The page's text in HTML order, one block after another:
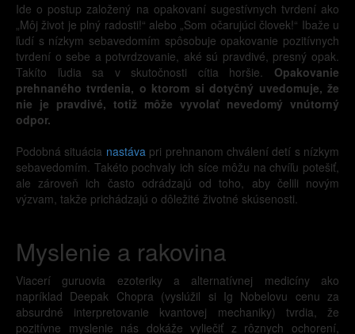
Ide o postup založený na opakovaní sugestívnych tvrdení ako
„Môj život je plný radosti!“ alebo „Som očarujúci človek!“ Ibaže u
ľudí s nízkym sebavedomím spôsobuje opakovanie pozitívnych
tvrdení o sebe a potvrdzovanie, aké sú pravdivé, presný opak.
Takíto ľudia sa v skutočnosti cítia horšie. Opakovanie
prehnaného tvrdenia, o ktorom si dotyčný uvedomuje, že
nie je pravdivé, totiž môže vyvolať nevedomý vnútorný
odpor.
Podobná situácia nastávapri prehnanom chválení detí s nízkym
sebavedomím. Takéto pochvaly ich síce môžu na chvíľu potešiť,
ale zároveň ich často odrádzajú od toho, aby čelili novým
výzvam, takže prichádzajú o dôležité životné skúsenosti.
Myslenie a rakovina
Viacerí guruovia ezoteriky a alternatívnej medicíny ako
napríklad Deepak Chopra (vyslúžil si Ig Nobelovu cenu za
absurdné interpretovanie kvantovej mechaniky) tvrdia, že
pozitívne myslenie nás dokáže vyliečiť z rôznych ochorení,